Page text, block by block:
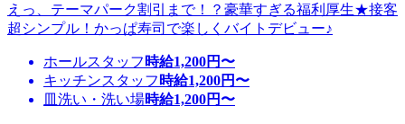
えっ、テーマパーク割引まで！？豪華すぎる福利厚生★接客
超シンプル！かっぱ寿司で楽しくバイトデビュー♪
ホールスタッフ 時給1,200円〜
キッチンスタッフ 時給1,200円〜
皿洗い・洗い場時給1,200円〜